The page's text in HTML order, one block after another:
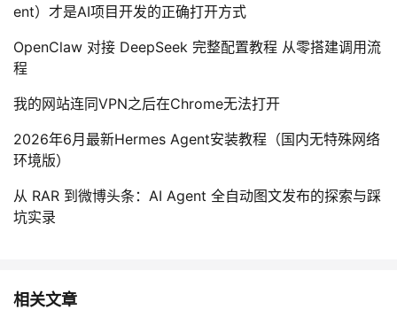
ent）才是AI项目开发的正确打开方式
OpenClaw 对接 DeepSeek 完整配置教程 从零搭建调用流
程
我的网站连同VPN之后在Chrome无法打开
2026年6月最新Hermes Agent安装教程（国内无特殊网络
环境版）
从 RAR 到微博头条：AI Agent 全自动图文发布的探索与踩
坑实录
相关文章